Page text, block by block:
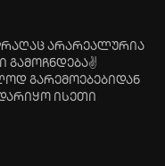
არარეალურია
გამოჩნდება✌️
გარემოებებიდან
ისეთი